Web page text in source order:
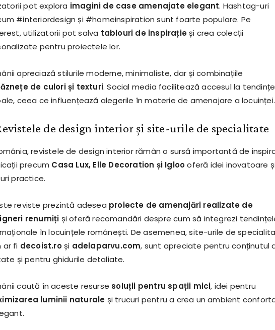
pot explora imagini de case amenajate elegant. Hashtag-uri
#interiordesign și #homeinspiration sunt foarte populare. Pe
utilizatorii pot salva tablouri de inspirațieși crea colecții
pentru proiectele lor.
apreciază stilurile moderne, minimaliste, dar și combinațiile
de culori și texturi. Social media facilitează accesul la
ceea ce influențează alegerile în materie de amenajare a locuinței.
de design interior și site-urile de specialitate
revistele de design interior rămân o sursă importantă de
precum Casa Lux, Elle Decoration și Igloooferă idei inovatoare
practice.
reviste prezintă adesea proiecte de amenajări realizate de
renumiți și oferă recomandări despre cum să integrezi
în locuințele românești. De asemenea, site-urile de
ar fi decoist.roși adelaparvu.com, sunt apreciate pentru conținutul
și pentru ghidurile detaliate.
caută în aceste resurse soluții pentru spații mici, idei pentru
luminii naturale și trucuri pentru a crea un ambient